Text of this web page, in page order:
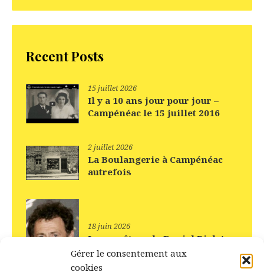
Gérer le consentement aux
cookies
Recent Posts
15 juillet 2026
Il y a 10 ans jour pour jour –
Campénéac le 15 juillet 2016
2 juillet 2026
La Boulangerie à Campénéac
autrefois
18 juin 2026
Les ancêtres de Daniel Rialet
sont d’Augan, Caro, Ruffiac